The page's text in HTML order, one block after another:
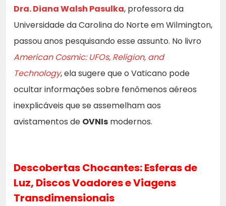
Dra. Diana Walsh Pasulka, professora da
Universidade da Carolina do Norte em Wilmington,
passou anos pesquisando esse assunto. No livro
American Cosmic: UFOs, Religion, and
Technology, ela sugere que o Vaticano pode
ocultar informações sobre fenômenos aéreos
inexplicáveis que se assemelham aos
avistamentos de OVNIs modernos.
Descobertas Chocantes: Esferas de
Luz, Discos Voadores e Viagens
Transdimensionais